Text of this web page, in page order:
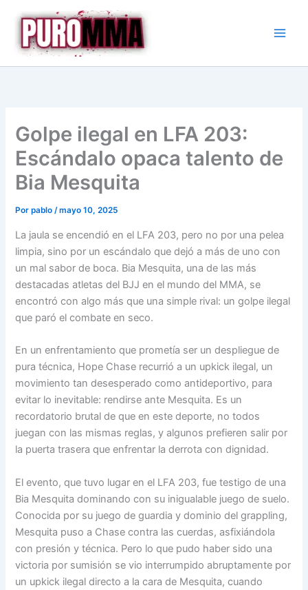
contenido
Golpe ilegal en LFA 203:
Escándalo opaca talento de
Bia Mesquita
Porpablo/mayo 10, 2025
La jaula se encendió en el LFA 203, pero no por una pelea
limpia, sino por un escándalo que dejó a más de uno con
un mal sabor de boca. Bia Mesquita, una de las más
destacadas atletas del BJJ en el mundo del MMA, se
encontró con algo más que una simple rival: un golpe ilegal
que paró el combate en seco.
En un enfrentamiento que prometía ser un despliegue de
pura técnica, Hope Chase recurrió a un upkick ilegal, un
movimiento tan desesperado como antideportivo, para
evitar lo inevitable: rendirse ante Mesquita. Es un
recordatorio brutal de que en este deporte, no todos
juegan con las mismas reglas, y algunos prefieren salir por
la puerta trasera que enfrentar la derrota con dignidad.
El evento, que tuvo lugar en el LFA 203, fue testigo de una
Bia Mesquita dominando con su inigualable juego de suelo.
Conocida por su juego de guardia y dominio del grappling,
Mesquita puso a Chase contra las cuerdas, asfixiándola
con presión y técnica. Pero lo que pudo haber sido una
victoria por sumisión se vio interrumpido abruptamente por
un upkick ilegal directo a la cara de Mesquita, cuando